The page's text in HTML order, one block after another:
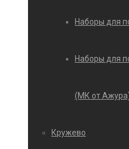
Наборы для
Наборы для
(МК от
Кружево